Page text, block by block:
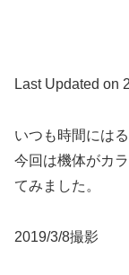
Last Updated on
いつも時間には
今回は機体がカ
てみました。
2019/3/8撮影